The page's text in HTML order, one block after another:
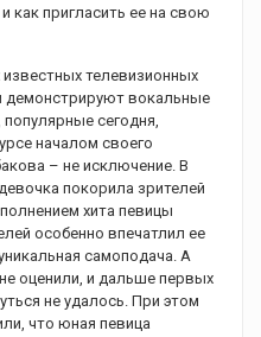
как пригласить ее на свою
телевизионных
демонстрируют вокальные
сегодня,
началом своего
– не исключение. В
покорила зрителей
хита певицы
особенно впечатлил ее
самоподача. А
оценили, и дальше первых
не удалось. При этом
что юная певица